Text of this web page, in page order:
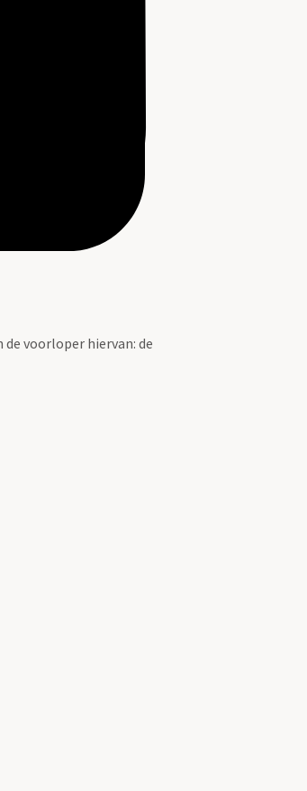
voorloper hiervan: de